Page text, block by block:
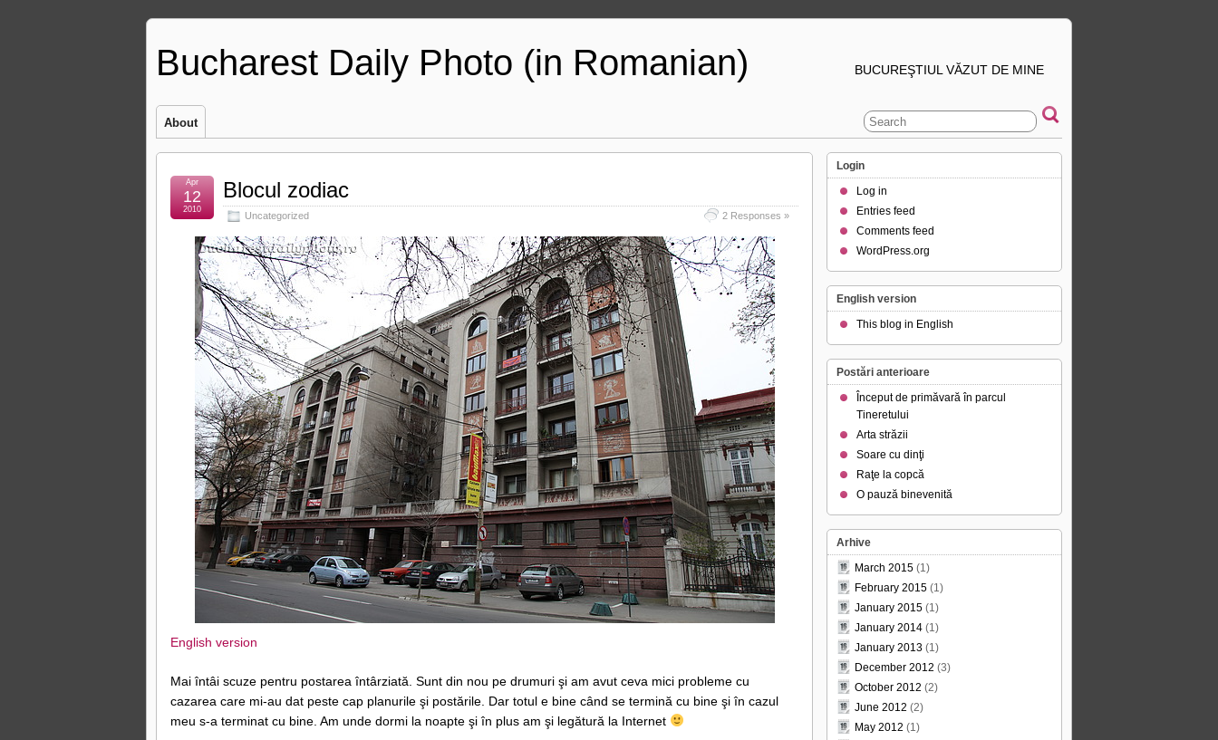
Bucharest Daily Photo (in Romanian) BUCUREŞTIUL VĂZUT DE MINE
About
Blocul zodiac
Uncategorized 2 Responses »
Apr
12
2010
English version
Mai întâi scuze pentru postarea întârziată. Sunt din nou pe drumuri şi am avut ceva mici probleme cu
cazarea care mi-au dat peste cap planurile şi postările. Dar totul e bine când se termină cu bine şi în cazul
meu s-a terminat cu bine. Am unde dormi la noapte şi în plus am şi legătură la Internet
Login
Log in
Entries feed
Comments feed
WordPress.org
English version
This blog in English
Postări anterioare
Început de primăvară în parcul
Tineretului
Arta străzii
Soare cu dinţi
Raţe la copcă
O pauză binevenită
Arhive
March 2015 (1)
February 2015 (1)
January 2015 (1)
January 2014 (1)
January 2013 (1)
December 2012 (3)
October 2012 (2)
June 2012 (2)
May 2012 (1)